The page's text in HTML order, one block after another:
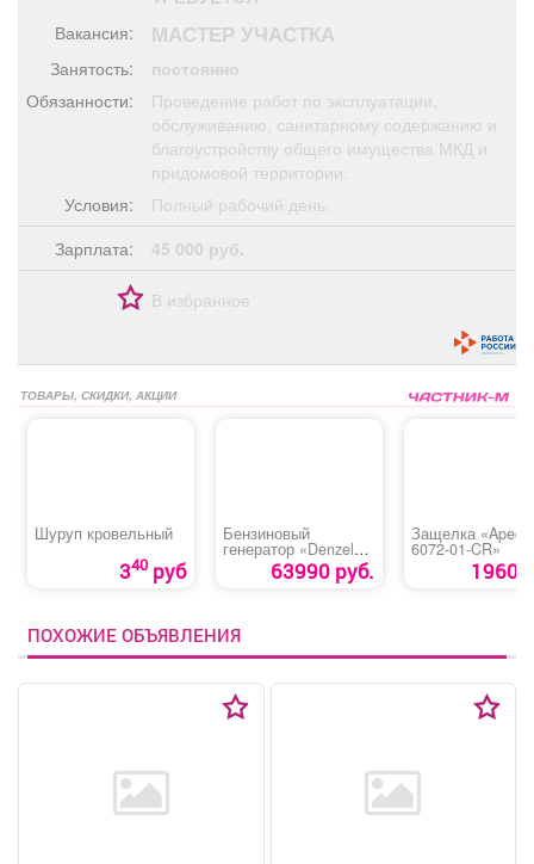
Поздравления Погода
Вакансия: МАСТЕР УЧАСТКА
Занятость:
постоянно
Обязанности:
Проведение работ по эксплуатации,
обслуживанию, санитарному содержанию и
благоустройству общего имущества МКД и
придомовой территории.
Условия:
Полный рабочий день.
Зарплата:
45 000 руб.
В избранное
ТОВАРЫ, СКИДКИ, АКЦИИ
Шуруп кровельный
340руб
Бензиновый
генератор «Denzel
GE 8900»63990 руб.
Защелка «Apecs
6072-01-CR»
1960
ПОХОЖИЕ ОБЪЯВЛЕНИЯ